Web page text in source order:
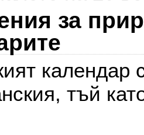
за
календар
тъй